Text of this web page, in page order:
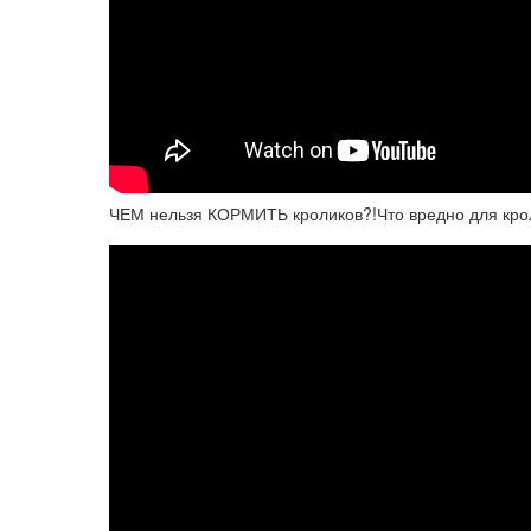
ЧЕМ нельзя КОРМИТЬ кроликов?!Что вредно для